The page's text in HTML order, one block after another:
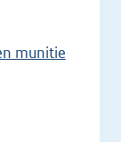
munitie